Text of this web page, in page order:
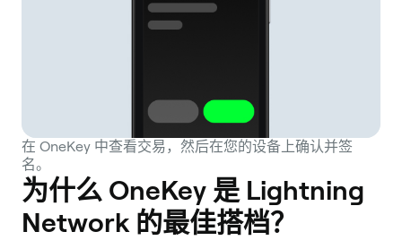
在 OneKey 中查看交易，然后在您的设备上确认并签
名。
为什么 OneKey 是 Lightning
Network 的最佳搭档？